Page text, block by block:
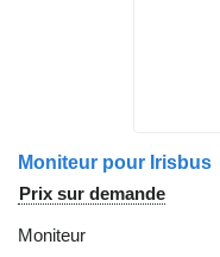
Moniteur pour Irisbus
Prix sur demande
Moniteur